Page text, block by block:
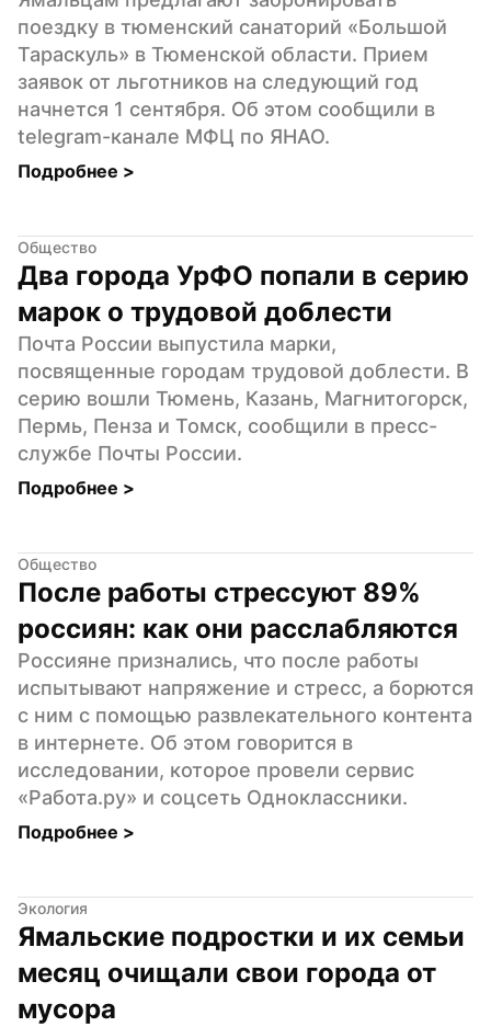
поездку в тюменский санаторий «Большой
Тараскуль» в Тюменской области. Прием
заявок от льготников на следующий год
начнется 1 сентября. Об этом сообщили в
telegram-канале МФЦ по ЯНАО.
Подробнее >
Общество
Два города УрФО попали в серию
марок о трудовой доблести
Почта России выпустила марки,
посвященные городам трудовой доблести. В
серию вошли Тюмень, Казань, Магнитогорск,
Пермь, Пенза и Томск, сообщили в пресс-
службе Почты России.
Подробнее >
Общество
После работы стрессуют 89%
россиян: как они расслабляются
Россияне признались, что после работы
испытывают напряжение и стресс, а борются
с ним с помощью развлекательного контента
в интернете. Об этом говорится в
исследовании, которое провели сервис
«Работа.ру» и соцсеть Одноклассники.
Подробнее >
Экология
Ямальские подростки и их семьи
месяц очищали свои города от
мусора